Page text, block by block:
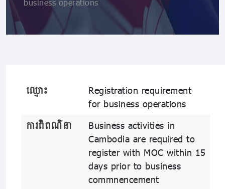
business operations
ឈ្មោះ
Registration requirement
for business operations
ការពិពណ៌នា
Business activities in
Cambodia are required to
register with MOC within 15
days prior to business
commnencement